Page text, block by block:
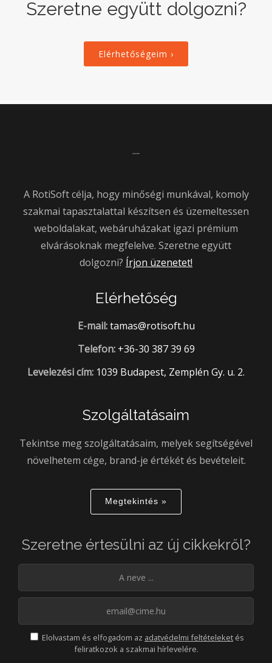
Szeretne együtt dolgozni?
Elérhetőségeim ›
A RotiSoft célja, hogy minőségi munkával, komoly
szakmai tapasztalattal készítsen és üzemeltessen
weboldalakat, webáruházakat igazi prémium
elvárásoknak megfelelve. Szeretne együtt
dolgozni? Írjon üzenetet!
Elérhetőség
E-mail: tamas@rotisoft.hu
Telefon: +36-30 387 39 69
Levelezési cím: 1039 Budapest, Zemplén Gy. u. 2.
Szolgáltatásaim
Tekintse meg szolgáltatásaim, melyek segítségével
növelhetem cége, brand-je értékét és bevételeit.
Megtekintés »
Szeretne értesülni az új cikkekről?
Elolvastam és elfogadom az adatvédelmi feltételeket és
feliratkozok a szakmai hírlevelére.